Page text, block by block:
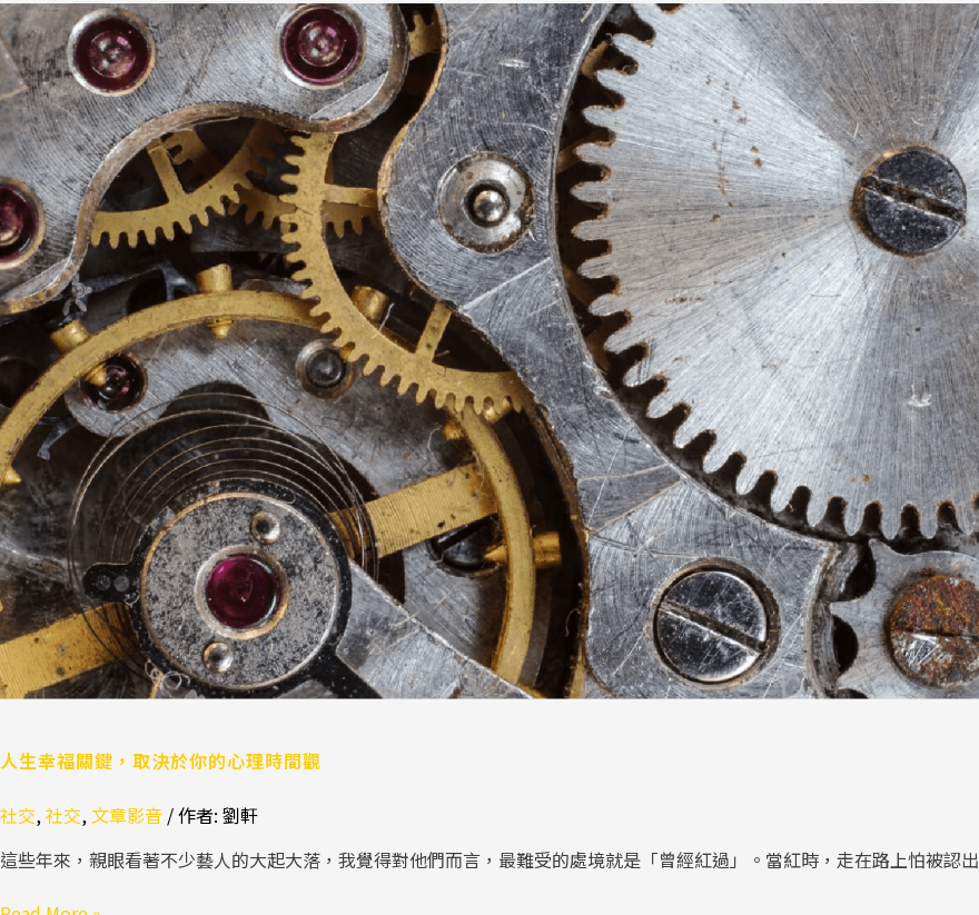
人生幸福關鍵，取決於你的心理時間觀
社交,社交,文章影音 / 作者: 劉軒
這些年來，親眼看著不少藝人的大起大落，我覺得對他們而言，最難受的處境就是「曾經紅過」。當紅時，走在路上怕被認出
人
生
幸
福
關
鍵，
取
決
於
你
的
心
理
時
間
觀